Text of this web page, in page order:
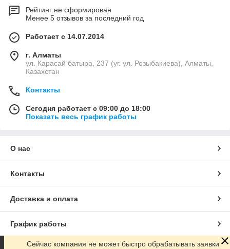
Рейтинг не сформирован
Менее 5 отзывов за последний год
Работает с 14.07.2014
г. Алматы
ул. Карасай батыра, 237 (уг. ул. Розыбакиева), Алматы,
Казахстан
Контакты
Сегодня работает с 09:00 до 18:00
Показать весь график работы
О нас
Контакты
Доставка и оплата
График работы
Сейчас компания не может быстро обрабатывать заявки